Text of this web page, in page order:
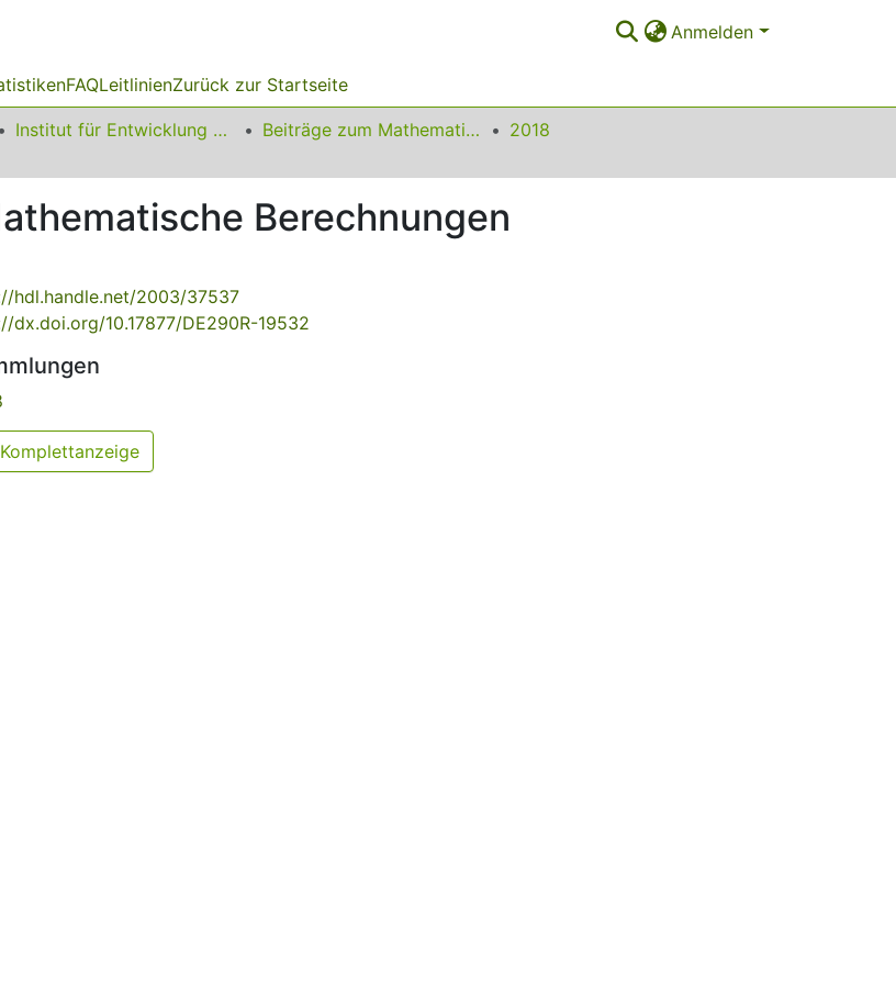
Anmelden
FAQLeitlinienZurück zur Startseite
Institut für Entwicklung und Erforschung des Mathematikunterrichts Beiträge zum Mathematikunterricht
2018
Berechnungen
hdl.handle.net/2003/37537
dx.doi.org/10.17877/DE290R-19532
Komplettanzeige